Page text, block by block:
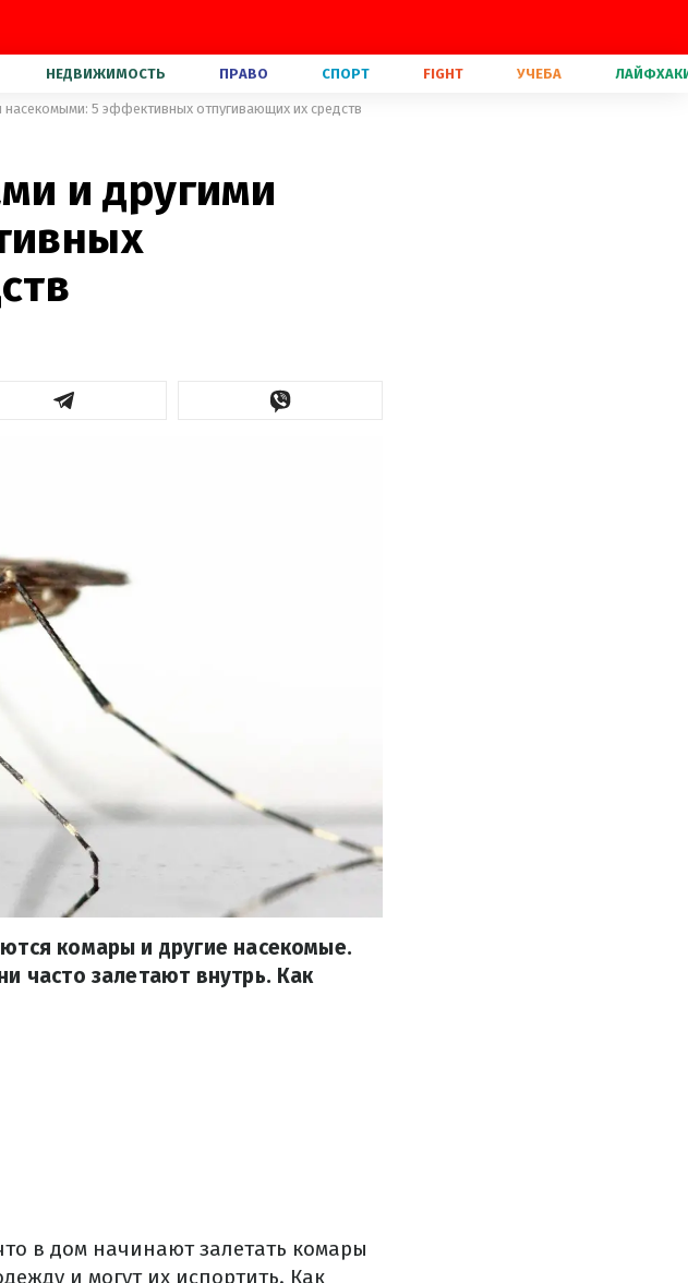
НЕДВИЖИМОСТЬ ПРАВО СПОРТ FIGHT УЧЕБА
насекомыми: 5 эффективных отпугивающих их средств
и другими
комары и другие насекомые.
часто залетают внутрь. Как
в дом начинают залетать комары
и могут их испортить. Как